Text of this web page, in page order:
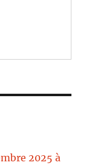
2025 à